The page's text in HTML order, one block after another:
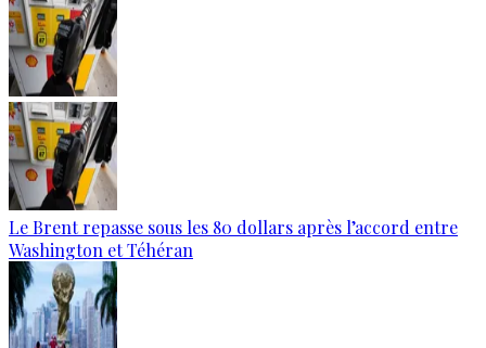
Le Brent repasse sous les 80 dollars après l’accord entre
Washington et Téhéran